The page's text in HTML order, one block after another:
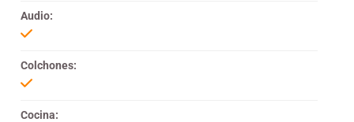
Audio:
Colchones:
Cocina: